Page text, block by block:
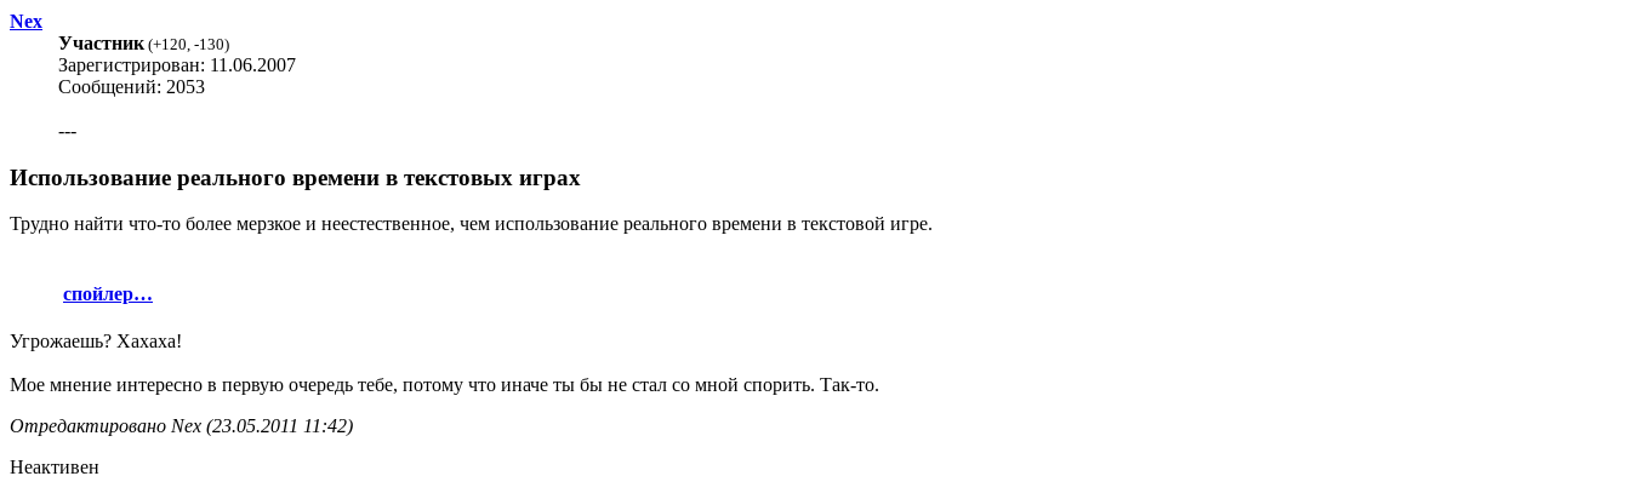
Nex
Участник (+120 -130)
Зарегистрирован: 11.06.2007
Сообщений: 2053
---
Использование реального времени в текстовых играх
Трудно найти что-то более мерзкое и неестественное, чем использование реального времени в текстовой игре.
спойлер…
Угрожаешь? Хахаха!
Мое мнение интересно в первую очередь тебе, потому что иначе ты бы не стал со мной спорить. Так-то.
Отредактировано Nex (23.05.2011 11:42)
Неактивен